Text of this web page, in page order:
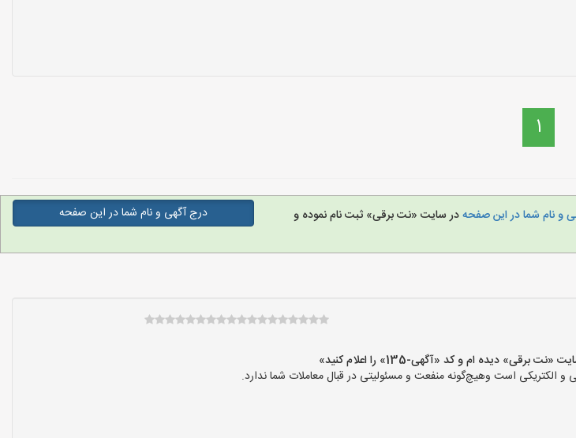
1
و نام شما در این صفحهدر سایت «نت برقی» ثبت نام نموده و
درج آگهی و نام شما در این صفحه
دیده ام و کد «آگهی-135» را اعلام کنید»
الکتریکی است وهیچ‌گونه منفعت و مسئولیتی در قبال معاملات شما ندارد.